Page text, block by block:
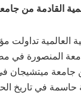
القادمة من
العالمية
المنصورة
جامعة ميتشيجان
في تاريخ